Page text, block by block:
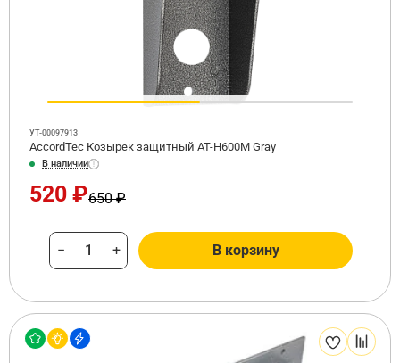
УТ-00097913
AccordTec Козырек защитный AT-H600M Gray
В наличии
520 ₽650 ₽
− + В корзину